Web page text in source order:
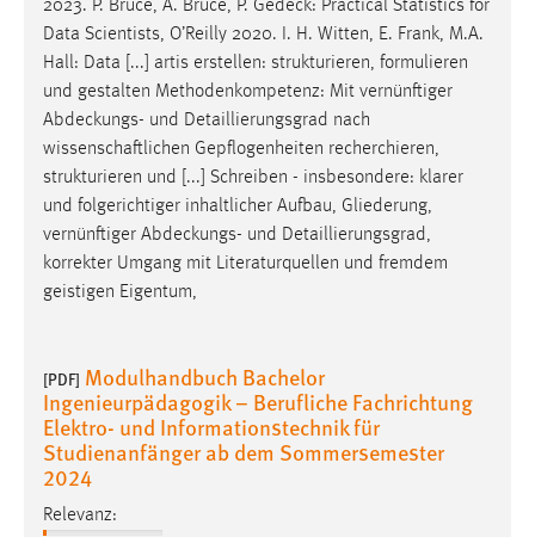
2023. P. Bruce, A. Bruce, P. Gedeck: Practical Statistics for
Data Scientists, O’Reilly 2020. I. H. Witten, E. Frank, M.A.
Hall: Data [...] artis erstellen: strukturieren, formulieren
und gestalten Methodenkompetenz: Mit vernünftiger
Abdeckungs- und Detaillierungsgrad nach
wissenschaftlichen Gepflogenheiten recherchieren,
strukturieren und [...] Schreiben - insbesondere: klarer
und folgerichtiger inhaltlicher Aufbau, Gliederung,
vernünftiger Abdeckungs- und Detaillierungsgrad,
korrekter Umgang mit Literaturquellen und fremdem
geistigen Eigentum,
[PDF] Modulhandbuch Bachelor
Ingenieurpädagogik – Berufliche Fachrichtung
Elektro- und Informationstechnik für
Studienanfänger ab dem Sommersemester
2024
Relevanz: